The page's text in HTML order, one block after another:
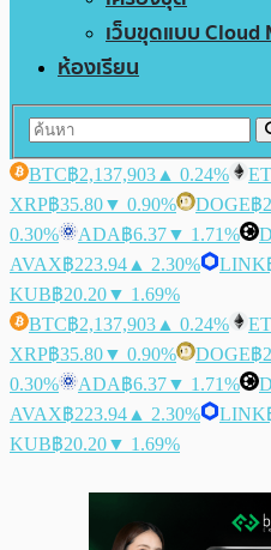
เว็บขุดแบบ Cloud
ห้องเรียน
BTC฿2,137,903 ▲ 0.24%
XRP฿35.80▼ 0.90% DOGE฿
0.30%
ADA฿6.37▼ 1.71%
AVAX฿223.94 ▲ 2.30% LINK
KUB฿20.20▼ 1.69%
BTC฿2,137,903 ▲ 0.24%
XRP฿35.80▼ 0.90% DOGE฿
0.30%
ADA฿6.37▼ 1.71%
AVAX฿223.94 ▲ 2.30% LINK
KUB฿20.20▼ 1.69%